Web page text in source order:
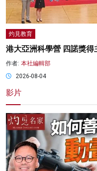
灼見教育
港大亞洲科學營 四諾獎
作者: 本社編輯部
2026-08-04
影片